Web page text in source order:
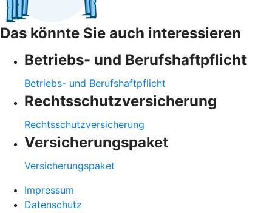
Das könnte Sie auch interessieren
Betriebs- und Berufshaftpflicht
Betriebs- und Berufshaftpflicht
Rechtsschutzversicherung
Rechtsschutzversicherung
Versicherungspaket
Versicherungspaket
Impressum
Datenschutz